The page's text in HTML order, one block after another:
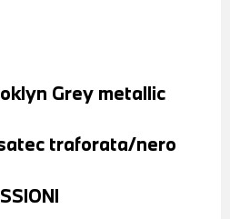
Grey metallic
traforata/nero